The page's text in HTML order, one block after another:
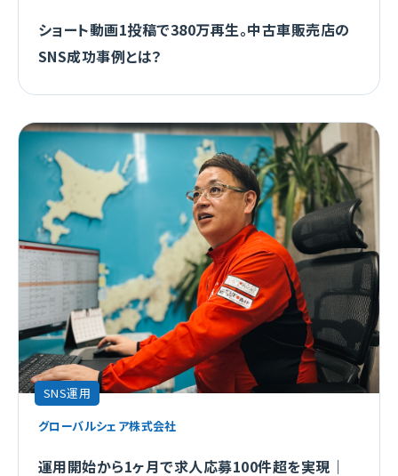
ショート動画1投稿で380万再生。中古車販売店の
SNS成功事例とは？
SNS運用
グローバルシェア株式会社
運用開始から1ヶ月で求人応募100件超を実現｜